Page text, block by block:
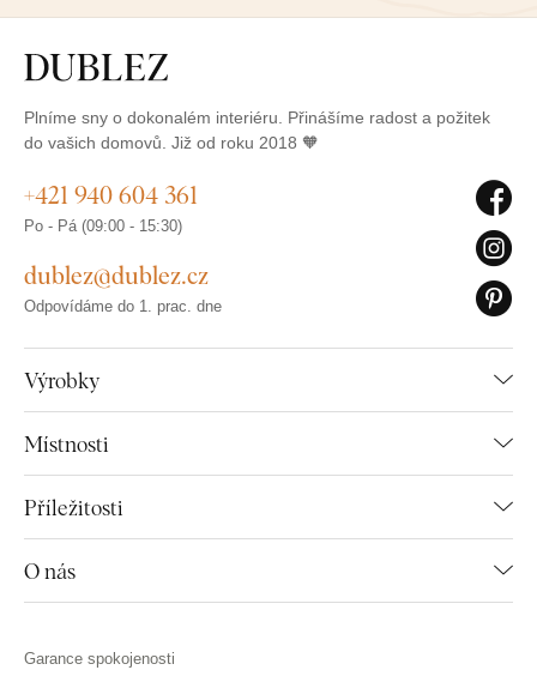
Plníme sny o dokonalém interiéru. Přinášíme radost a požitek
do vašich domovů. Již od roku 2018 🧡
Výrobky
Místnosti
Příležitosti
O nás
+421 940 604 361
Po - Pá (09:00 - 15:30)
dublez@dublez.cz
Odpovídáme do 1. prac. dne
Garance spokojenosti